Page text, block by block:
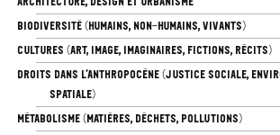
BIODIVERSITÉ (HUMAINS, NON-HUMAINS, VIVANTS)
CULTURES (ART, IMAGE, IMAGINAIRES, FICTIONS, RÉCITS)
DROITS DANS L’ANTHROPOCÈNE (JUSTICE SOCIALE,
SPATIALE)
MÉTABOLISME (MATIÈRES, DÉCHETS, POLLUTIONS)